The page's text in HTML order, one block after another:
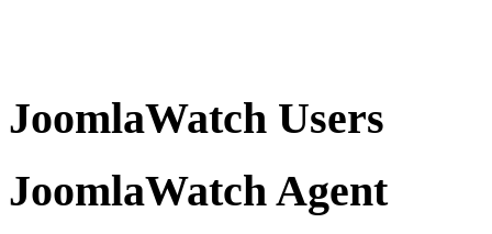
JoomlaWatch Users
JoomlaWatch Agent